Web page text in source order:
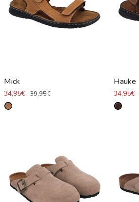
Mick
34,95€ 39,95€
Hauke
34,95€